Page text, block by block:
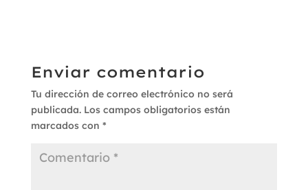
Enviar comentario
Tu dirección de correo electrónico no será
publicada. Los campos obligatorios están
marcados con *